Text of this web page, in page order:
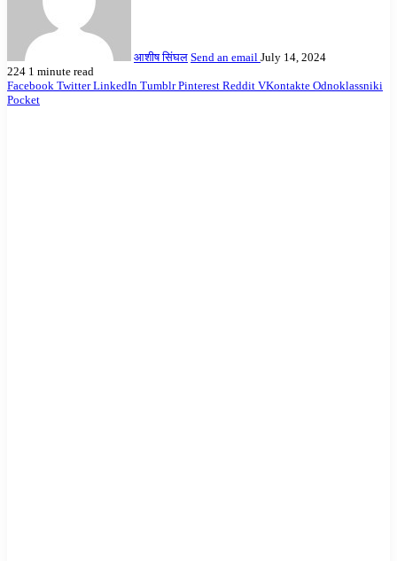
आशीष सिंघल Send an email July 14, 2024
224 1 minute read
Facebook Twitter LinkedIn Tumblr Pinterest Reddit VKontakte Odnoklassniki
Pocket